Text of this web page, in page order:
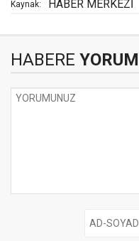
Kaynak: HABER MERKEZİ
HABERE